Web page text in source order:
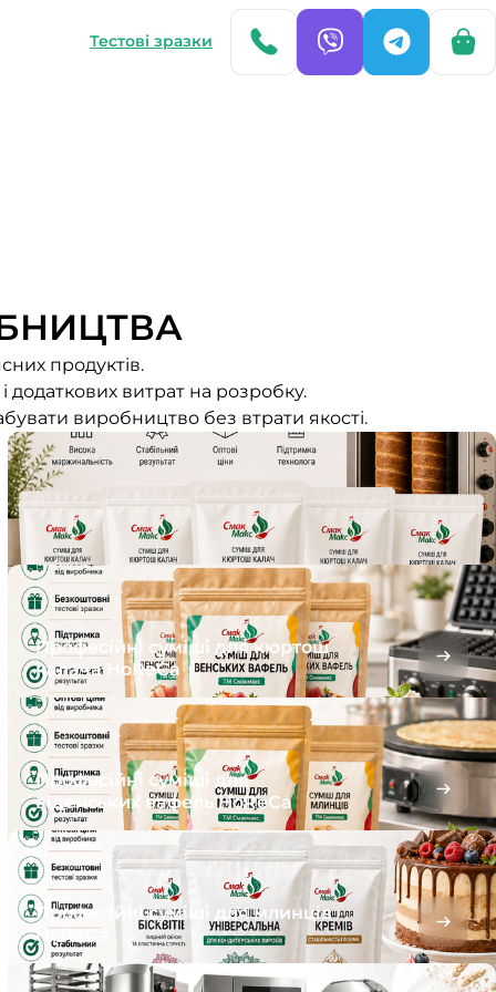
Тестові зразки
продуктів.
додаткових витрат на розробку.
виробництво без втрати якості.
Професійні суміші для кюртош
калача HoReCa
Професійні суміші для
віденських вафель HoReCa
Професійні суміші для млинців
HoReCa